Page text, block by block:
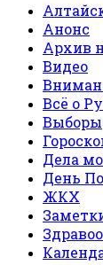
Анонс
Архив
Видео
Всё о
Выборы
Дела
День
ЖКХ